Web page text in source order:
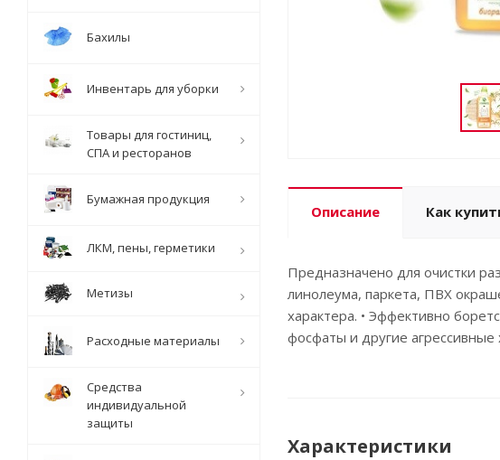
Описание Как
Предназначено для очистки
линолеума, паркета, ПВХ
характера. • Эффективно
фосфаты и другие агрессивные
Характеристики
Бахилы
Инвентарь для уборки
Товары для гостиниц,
СПА и ресторанов
Бумажная продукция
ЛКМ, пены, герметики
Метизы
Расходные материалы
Средства
индивидуальной
защиты